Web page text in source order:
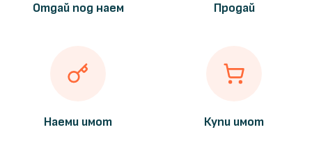
Отдай под наем Продай
Наеми имот Купи имот